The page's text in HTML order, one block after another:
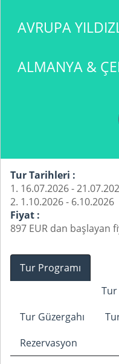
AVRUPA
ALMANYA &
Tur Tarihleri :
1. 16.07.2026 -
2. 1.10.2026 - 6.10.2026
Fiyat :
897 EUR dan başlayan
Tur Programı
Tur
Tur Güzergahı
Rezervasyon